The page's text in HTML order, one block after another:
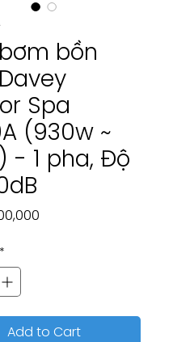
bồn
Spa
(930w ~
- 1 pha, Độ
*
Add to Cart